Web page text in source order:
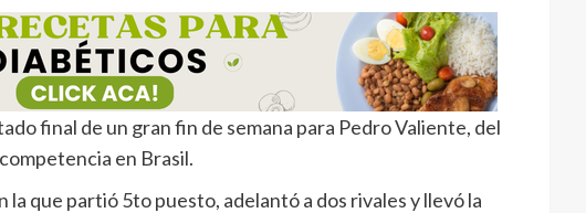
final de un gran fin de semana para Pedro Valiente, del
en Brasil.
la que partió 5to puesto, adelantó a dos rivales y llevó la